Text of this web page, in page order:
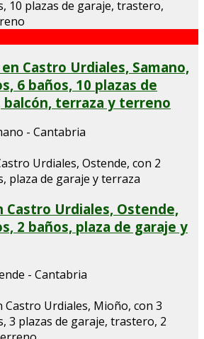
Castro Urdiales, Samano,
6 baños, 10 plazas de
terraza y terreno
- Cantabria
Castro Urdiales, Ostende,
2 baños, plaza de garaje y
- Cantabria